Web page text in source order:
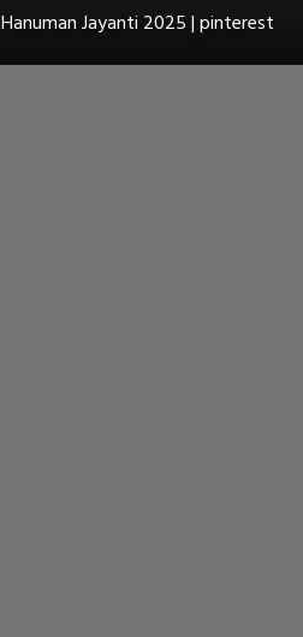
Hanuman Jayanti 2025 | pinterest